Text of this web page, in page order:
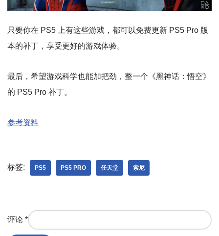
只要你在 PS5 上有这些游戏，都可以免费更新 PS5 Pro 版
本的补丁，享受更好的游戏体验。
最后，希望游戏科学也能加把劲，整一个《黑神话：悟空》
的 PS5 Pro 补丁。
参考资料
标签: PS5 PS5 PRO 任天堂 索尼
评论 *